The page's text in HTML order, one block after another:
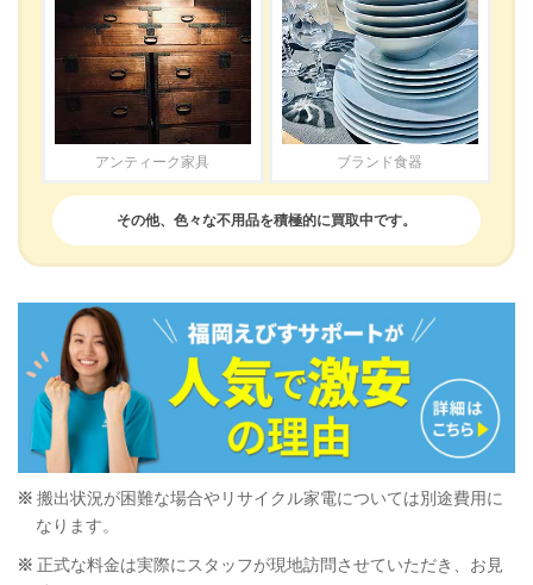
アンティーク家具 ブランド食器
その他、色々な不用品を積極的に買取中です。
搬出状況が困難な場合やリサイクル家電については別途費用に
なります。
正式な料金は実際にスタッフが現地訪問させていただき、お見